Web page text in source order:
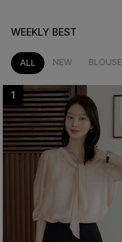
WEEKLY BEST
ALL NEW BLOUSE